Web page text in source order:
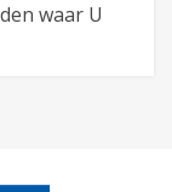
waar U